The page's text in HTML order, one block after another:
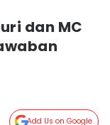
dan MC
Add Us on Google